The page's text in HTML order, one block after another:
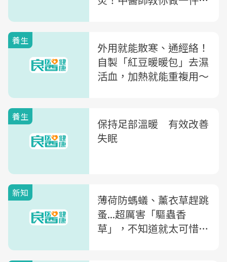
養生
外用就能散寒、通經絡！
自製「紅豆暖暖包」去濕
活血，加熱就能重複用～
養生
保持足部溫暖 有效改善
失眠
新知
薄荷防螞蟻、薰衣草趕跳
蚤...超厲害「驅蟲香
草」，不知道就太可惜了